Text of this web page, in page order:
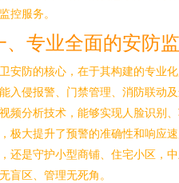
控服务。
、专业全面的安防
安防的核心，在于其构建的专业
入侵报警、门禁管理、消防联动
频分析技术，能够实现人脸识别
极大提升了预警的准确性和响应
还是守护小型商铺、住宅小区，
盲区、管理无死角。